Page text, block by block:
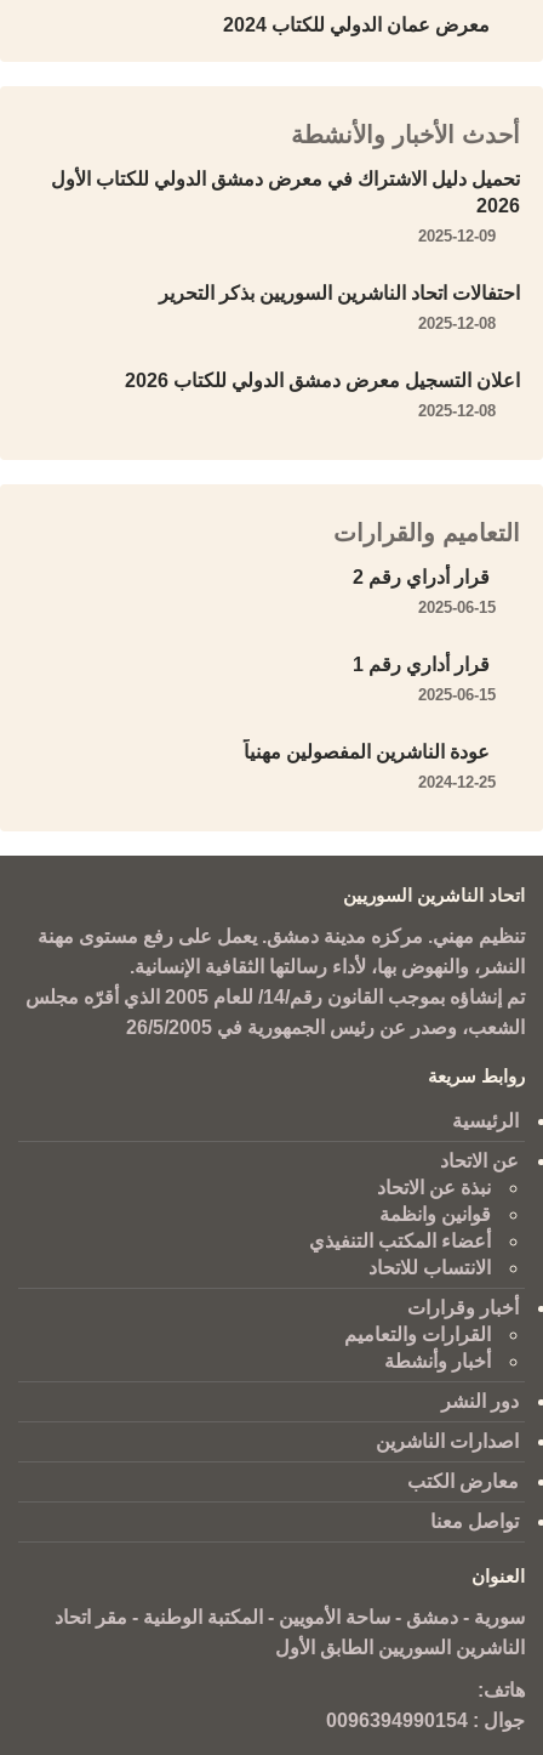
معرض عمان الدولي للكتاب 2024
أحدث الأخبار والأنشطة
تحميل دليل الاشتراك في معرض دمشق الدولي للكتاب الأول
2026
2025-12-09
احتفالات اتحاد الناشرين السوريين بذكر التحرير
2025-12-08
اعلان التسجيل معرض دمشق الدولي للكتاب 2026
2025-12-08
التعاميم والقرارات
قرار أدراي رقم 2
2025-06-15
قرار أداري رقم 1
2025-06-15
عودة الناشرين المفصولين مهنياً
2024-12-25
اتحاد الناشرين السوريين
تنظيم مهني. مركزه مدينة دمشق. يعمل على رفع مستوى مهنة
النشر، والنهوض بها، لأداء رسالتها الثقافية الإنسانية.
تم إنشاؤه بموجب القانون رقم/14/ للعام 2005 الذي أقرّه مجلس
الشعب، وصدر عن رئيس الجمهورية في 26/5/2005
روابط سريعة
الرئيسية
عن الاتحاد
نبذة عن الاتحاد
قوانين وانظمة
أعضاء المكتب التنفيذي
الانتساب للاتحاد
أخبار وقرارات
القرارات والتعاميم
أخبار وأنشطة
دور النشر
اصدارات الناشرين
معارض الكتب
تواصل معنا
العنوان
سورية - دمشق - ساحة الأمويين - المكتبة الوطنية - مقر اتحاد
الناشرين السوريين الطابق الأول
هاتف:
جوال : 0096394990154